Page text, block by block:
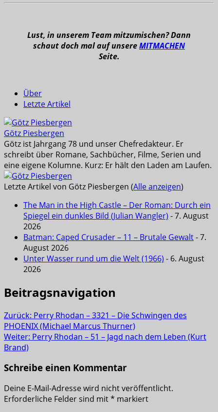
Lust, in unserem Team mitzumischen? Dann
schaut doch mal auf unsereMITMACHEN
Seite.
Über
Letzte Artikel
Götz Piesbergen
Götz ist Jahrgang 78 und unser Chefredakteur. Er
schreibt über Romane, Sachbücher, Filme, Serien und
eine eigene Kolumne. Kurz: Er hält den Laden am Laufen.
Letzte Artikel von Götz Piesbergen (Alle anzeigen)
The Man in the High Castle – Der Roman: Durch ein
Spiegel ein dunkles Bild (Julian Wangler) - 7. August
2026
Batman: Caped Crusader – 11 – Brutale Gewalt- 7.
August 2026
Unter Wasser rund um die Welt (1966) - 6. August
2026
Beitragsnavigation
Zurück: Perry Rhodan – 3321 – Die Schwingen des
PHOENIX (Michael Marcus Thurner)
Weiter: Perry Rhodan – 51 – Jagd nach dem Leben (Kurt
Brand)
Schreibe einen Kommentar
Deine E-Mail-Adresse wird nicht veröffentlicht.
Erforderliche Felder sind mit* markiert